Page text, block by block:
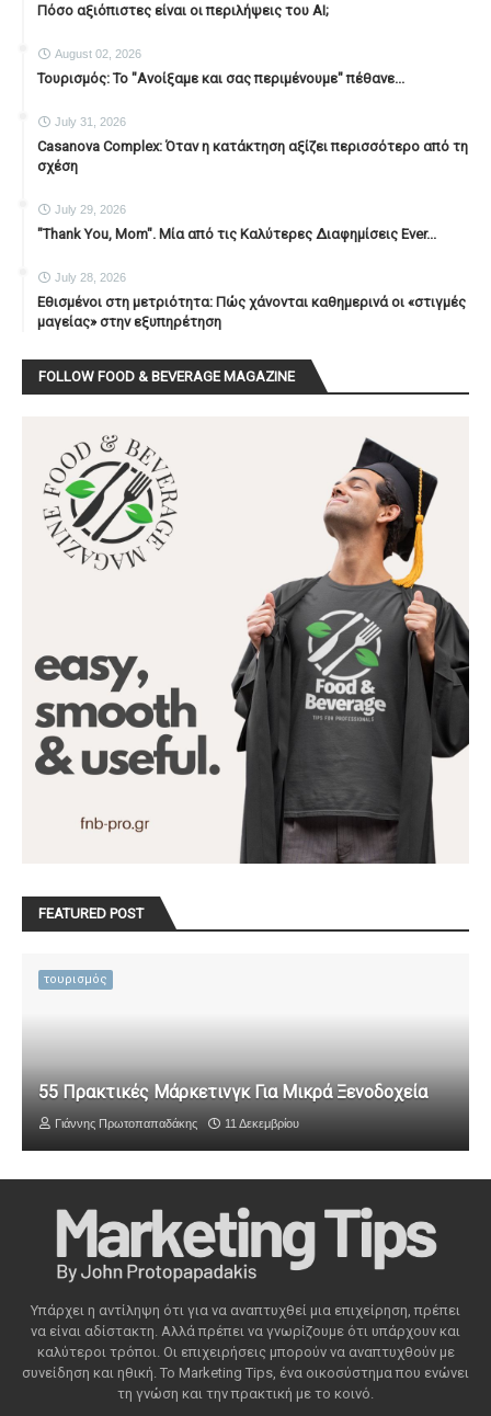
Πόσο αξιόπιστες είναι οι περιλήψεις του ΑΙ;
August 02, 2026
Τουρισμός: Το "Ανοίξαμε και σας περιμένουμε" πέθανε...
July 31, 2026
Casanova Complex: Όταν η κατάκτηση αξίζει περισσότερο από τη
σχέση
July 29, 2026
"Thank You, Mοm". Μία από τις Καλύτερες Διαφημίσεις Ever...
July 28, 2026
Εθισμένοι στη μετριότητα: Πώς χάνονται καθημερινά οι «στιγμές
μαγείας» στην εξυπηρέτηση
FOLLOW FOOD & BEVERAGE MAGAZINE
FEATURED POST
τουρισμός
55 Πρακτικές Μάρκετινγκ Για Μικρά Ξενοδοχεία
Γιάννης Πρωτοπαπαδάκης 11 Δεκεμβρίου
Υπάρχει η αντίληψη ότι για να αναπτυχθεί μια επιχείρηση, πρέπει
να είναι αδίστακτη. Αλλά πρέπει να γνωρίζουμε ότι υπάρχουν και
καλύτεροι τρόποι. Οι επιχειρήσεις μπορούν να αναπτυχθούν με
συνείδηση ​​και ηθική. Το Marketing Tips, ένα οικοσύστημα που ενώνει
τη γνώση και την πρακτική με το κοινό.